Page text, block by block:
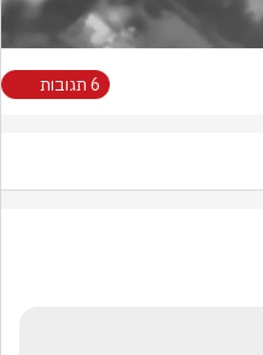
6 תגובות